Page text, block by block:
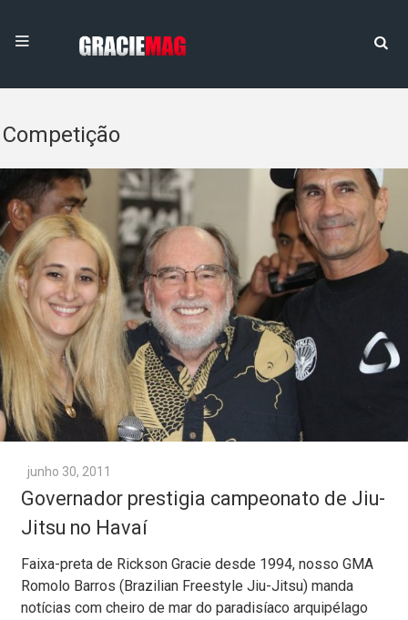
Competição
junho 30, 2011
Governador prestigia campeonato de Jiu-
Jitsu no Havaí
Faixa-preta de Rickson Gracie desde 1994, nosso GMA
Romolo Barros (Brazilian Freestyle Jiu-Jitsu) manda
notícias com cheiro de mar do paradisíaco arquipélago